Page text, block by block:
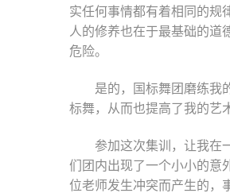
实任何事情都有着相同的规
人的修养也在于最基础的道
危险。
是的，国标舞团磨练我
标舞，从而也提高了我的艺
参加这次集训，让我在
们团内出现了一个小小的意
位老师发生冲突而产生的，